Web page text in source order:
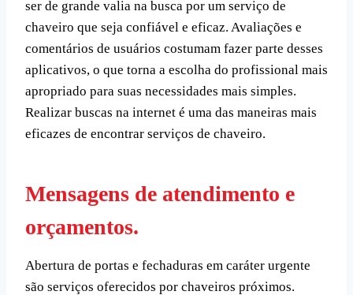
ser de grande valia na busca por um serviço de
chaveiro que seja confiável e eficaz. Avaliações e
comentários de usuários costumam fazer parte desses
aplicativos, o que torna a escolha do profissional mais
apropriado para suas necessidades mais simples.
Realizar buscas na internet é uma das maneiras mais
eficazes de encontrar serviços de chaveiro.
Mensagens de atendimento e
orçamentos.
Abertura de portas e fechaduras em caráter urgente
são serviços oferecidos por chaveiros próximos.